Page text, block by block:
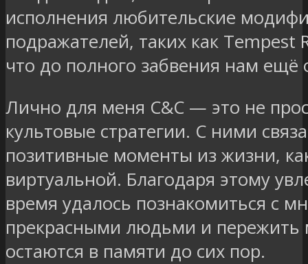
исполнения любительские
подражателей, таких как Tempest
что до полного забвения нам ещё
Лично для меня C&C — это не
культовые стратегии. С ними
позитивные моменты из жизни,
виртуальной. Благодаря этому
время удалось познакомиться с
прекрасными людьми и пережить
остаются в памяти до сих пор.